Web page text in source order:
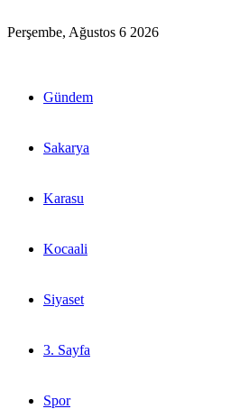
Perşembe, Ağustos 6 2026
Gündem
Sakarya
Karasu
Kocaali
Siyaset
3. Sayfa
Spor